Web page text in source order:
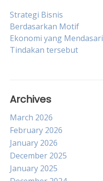
Post
navigation
Strategi Bisnis
Berdasarkan Motif
Ekonomi yang Mendasari
Tindakan tersebut
Archives
March 2026
February 2026
January 2026
December 2025
January 2025